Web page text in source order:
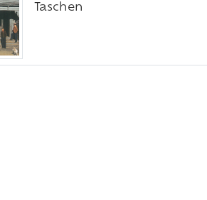
Taschen